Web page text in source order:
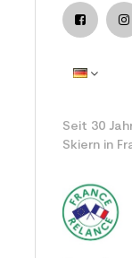
Seit 30
Skiern in